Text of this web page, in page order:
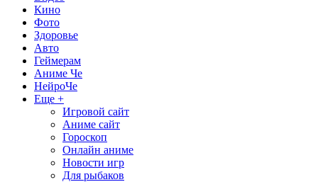
Кино
Фото
Здоровье
Авто
Геймерам
Аниме Че
НейроЧе
Еще +
Игровой сайт
Аниме сайт
Гороскоп
Онлайн аниме
Новости игр
Для рыбаков